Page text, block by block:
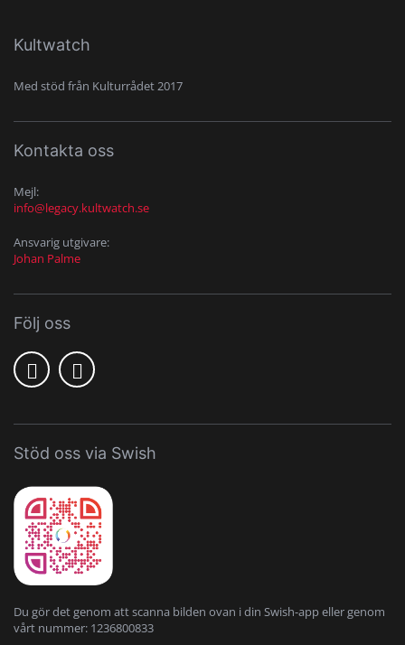
Kultwatch
Med stöd från Kulturrådet 2017
Kontakta oss
Mejl:
info@legacy.kultwatch.se
Ansvarig utgivare:
Johan Palme
Följ oss
Stöd oss via Swish
Du gör det genom att scanna bilden ovan i din Swish-app eller genom
vårt nummer: 1236800833